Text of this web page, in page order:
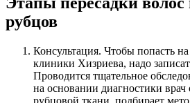
рубцов
Консультация. Чтобы попасть
клиники Хизриева, надо
Проводится тщательное
на основании диагностики врач
рубцовой ткани, подбирает